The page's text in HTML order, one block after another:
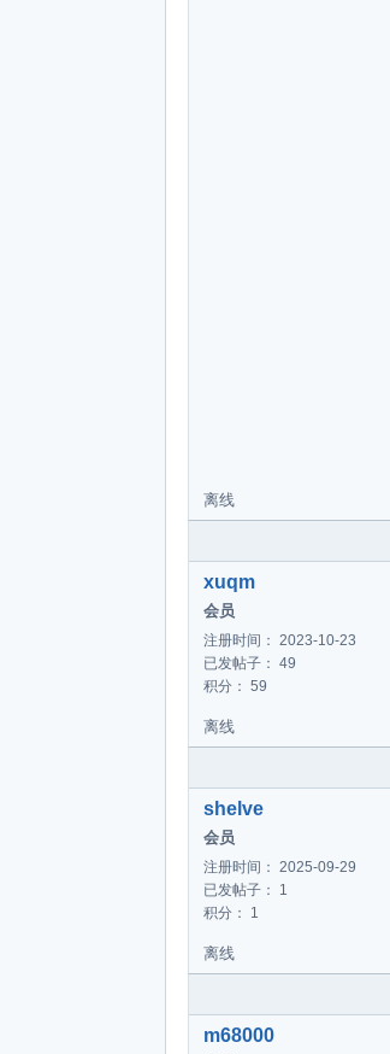
离线
xuqm
会员
注册时间： 2023-10-23
已发帖子： 49
积分： 59
离线
shelve
会员
注册时间： 2025-09-29
已发帖子： 1
积分： 1
离线
m68000